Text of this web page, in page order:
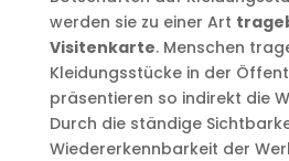
werden sie zu einer Art
Visitenkarte. Menschen
Kleidungsstücke in der
präsentieren so indirekt die
Durch die ständige
Wiedererkennbarkeit der